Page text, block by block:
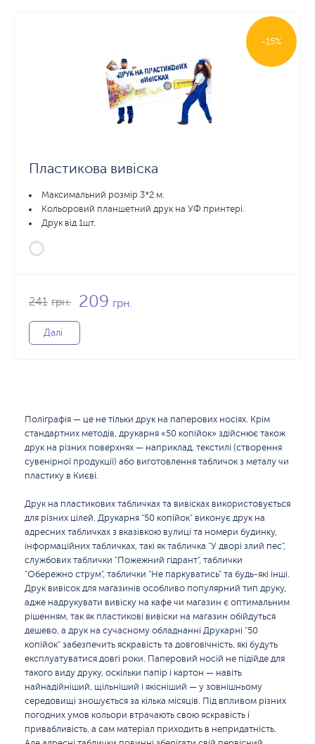
-15%
Пластикова вивіска
Максимальний розмір 3*2 м.
Кольоровий планшетний друк на УФ принтері.
Друк від 1шт.
241 грн. 209 грн.
Далі
Поліграфія — це не тільки друк на паперових носіях. Крім
стандартних методів, друкарня «50 копійок» здійснює також
друк на різних поверхнях — наприклад, текстилі (створення
сувенірної продукції) або виготовлення табличок з металу чи
пластику в Києві.
Друк на пластикових табличках та вивісках використовується
для різних цілей. Друкарня "50 копійок" виконує друк на
адресних табличках з вказівкою вулиці та номери будинку,
інформаційних табличках, такі як табличка "У дворі злий пес",
службових таблички "Пожежний гідрант", таблички
"Обережно струм", таблички "Не паркуватись" та будь-які інші.
Друк вивісок для магазинів особливо популярний тип друку,
адже надрукувати вивіску на кафе чи магазин є оптимальним
рішенням, так як пластикові вивіски на магазин обійдуться
дешево, а друк на сучасному обладнанні Друкарні "50
копійок" забезпечить яскравість та довговічність, які будуть
експлуатуватися довгі роки. Паперовий носій не підійде для
такого виду друку, оскільки папір і картон — навіть
найнадійніший, щільніший і якісніший — у зовнішньому
середовищі зношується за кілька місяців. Під впливом різних
погодних умов кольори втрачають свою яскравість і
привабливість, а сам матеріал приходить в непридатність.